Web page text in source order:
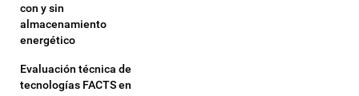
con y sin
almacenamiento
energético
Evaluación técnica de
tecnologías FACTS en